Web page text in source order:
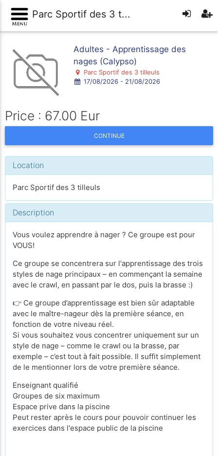
Parc Sportif des 3 t...
Adultes - Apprentissage des
nages (Calypso)
Parc Sportif des 3 tilleuls
17/08/2026 - 21/08/2026
Price : 67.00 Eur
CONTINUE
Location
Parc Sportif des 3 tilleuls
Description
Vous voulez apprendre à nager ? Ce groupe est pour
VOUS!
Ce groupe se concentrera sur l'apprentissage des trois
styles de nage principaux – en commençant la semaine
avec le crawl, en passant par le dos, puis la brasse :)
👉 Ce groupe d’apprentissage est bien sûr adaptable
avec le maître-nageur dès la première séance, en
fonction de votre niveau réel.
Si vous souhaitez vous concentrer uniquement sur un
style de nage – comme le crawl ou la brasse, par
exemple – c’est tout à fait possible. Il suffit simplement
de le mentionner lors de votre première séance.
Enseignant qualifié
Groupes de six maximum
Espace prive dans la piscine
Peut rester après le cours pour pouvoir continuer les
exercices dans l'espace public de la piscine